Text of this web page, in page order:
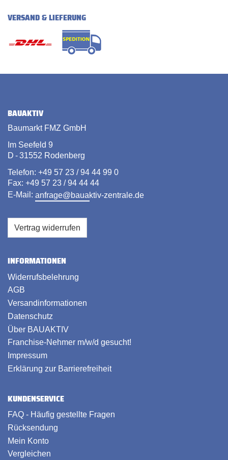
VERSAND & LIEFERUNG
BAUAKTIV
Baumarkt FMZ GmbH
Im Seefeld 9
D - 31552 Rodenberg
Telefon: +49 57 23 / 94 44 99 0
Fax: +49 57 23 / 94 44 44
E-Mail: anfrage@bauaktiv-zentrale.de
Vertrag widerrufen
INFORMATIONEN
Widerrufsbelehrung
AGB
Versandinformationen
Datenschutz
Über BAUAKTIV
Franchise-Nehmer m/w/d gesucht!
Impressum
Erklärung zur Barrierefreiheit
KUNDENSERVICE
FAQ - Häufig gestellte Fragen
Rücksendung
Mein Konto
Vergleichen